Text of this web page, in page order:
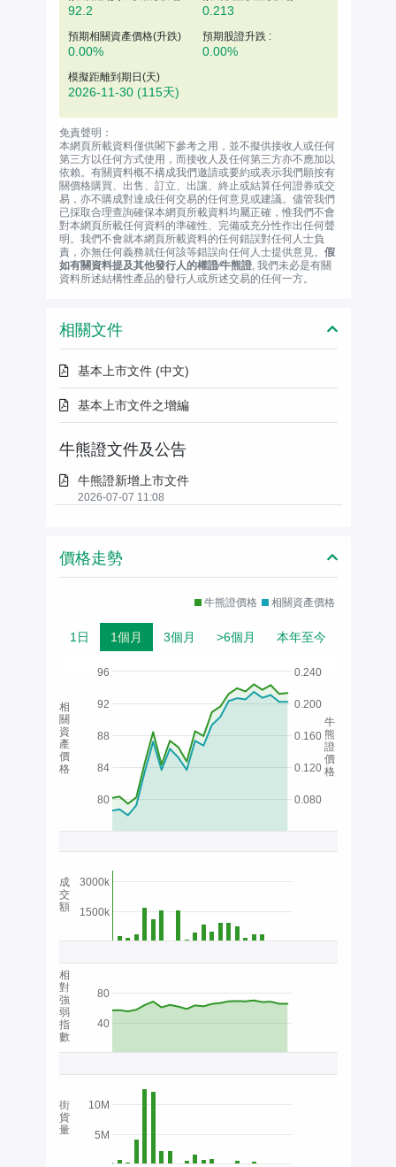
92.2 0.213
預期相關資產價格(升跌)
0.00%
預期股證升跌 :
0.00%
模擬距離到期日(天)
2026-11-30 (115天)
免責聲明：
本網頁所載資料僅供閣下參考之用，並不擬供接收人或任何
第三方以任何方式使用，而接收人及任何第三方亦不應加以
依賴。有關資料概不構成我們邀請或要約或表示我們願按有
關價格購買、出售、訂立、出讓、終止或結算任何證券或交
易，亦不購成對達成任何交易的任何意見或建議。儘管我們
已採取合理查詢確保本網頁所載資料均屬正確，惟我們不會
對本網頁所載任何資料的準確性、完備或充分性作出任何聲
明。我們不會就本網頁所載資料的任何錯誤對任何人士負
責，亦無任何義務就任何該等錯誤向任何人士提供意見。 假
如有關資料提及其他發行人的權證∕牛熊證, 我們未必是有關
資料所述結構性產品的發行人或所述交易的任何一方。
相關文件
基本上市文件 (中文)
基本上市文件之增編
牛熊證文件及公告
牛熊證新增上市文件
2026-07-07 11:08
價格走勢
牛熊證價格 相關資產價格
1日 1個月 3個月 >6個月 本年至今
80
84
88
92
96
0.080
0.120
0.160
0.200
0.240
1500k
3000k
40
80
5M
10M
相
關
資
產
價
格
牛
熊
證
價
格
成
交
額
相
對
強
弱
指
數
街
貨
量